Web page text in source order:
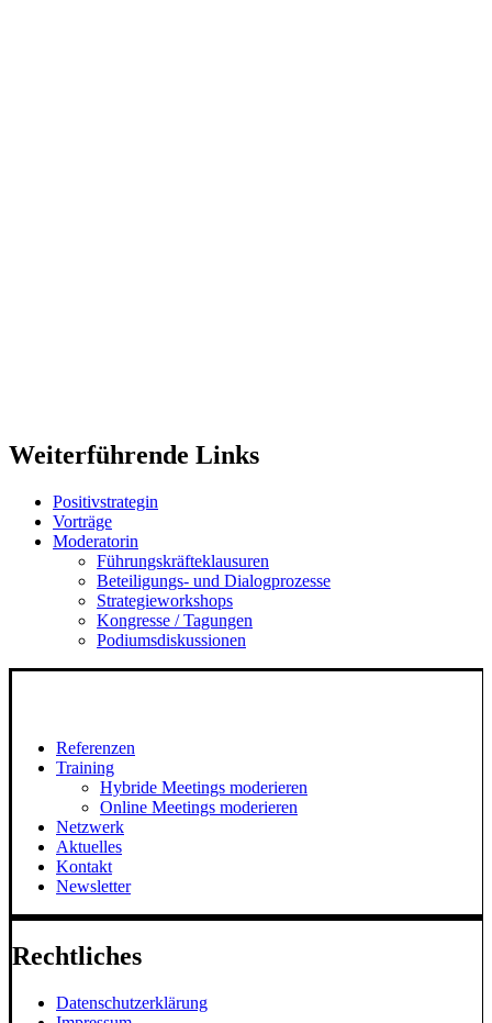
Weiterführende Links
Positivstrategin
Vorträge
Moderatorin
Führungskräfteklausuren
Beteiligungs- und Dialogprozesse
Strategieworkshops
Kongresse / Tagungen
Podiumsdiskussionen
Referenzen
Training
Hybride Meetings moderieren
Online Meetings moderieren
Netzwerk
Aktuelles
Kontakt
Newsletter
Rechtliches
Datenschutzerklärung